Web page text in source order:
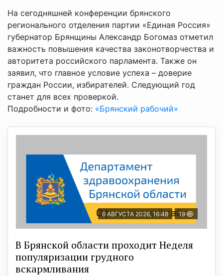
На сегодняшней конференции брянского
регионального отделения партии «Единая Россия»
губернатор Брянщины Александр Богомаз отметил
важность повышения качества законотворчества и
авторитета российского парламента. Также он
заявил, что главное условие успеха – доверие
граждан России, избирателей. Следующий год
станет для всех проверкой.
Подробности и фото: «Брянский рабочий»
6 АВГУСТА 2026, 16:48 19
В Брянской области проходит Неделя
популяризации грудного
вскармливания